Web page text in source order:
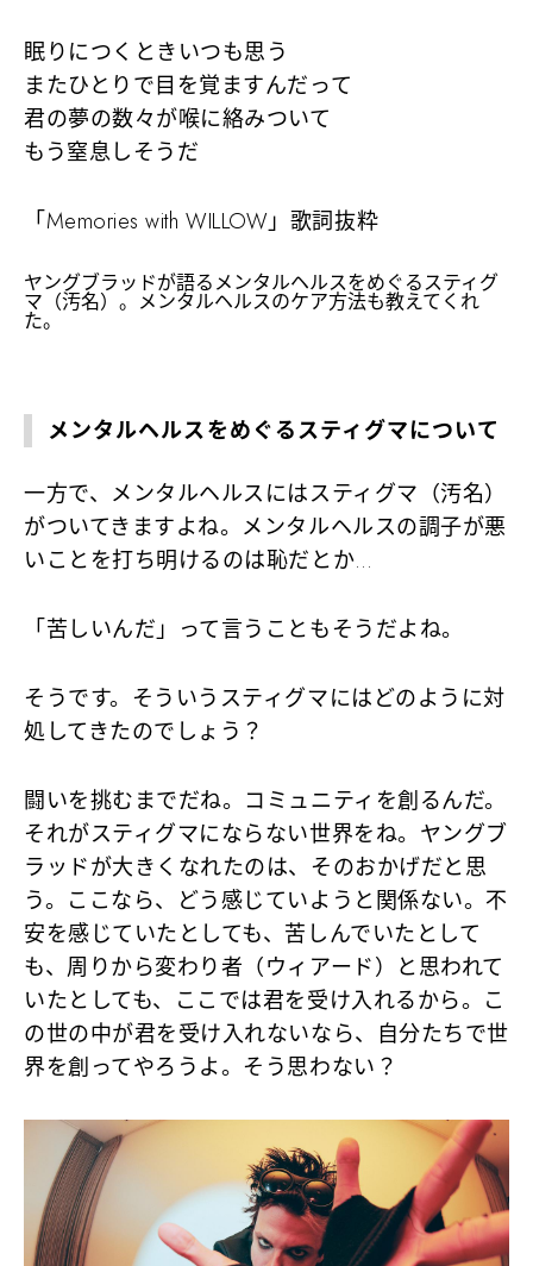
眠りにつくときいつも思う
またひとりで目を覚ますんだって
君の夢の数々が喉に絡みついて
もう窒息しそうだ
「Memories with WILLOW」歌詞抜粋
ヤングブラッドが語るメンタルヘルスをめぐるスティグ
マ（汚名）。メンタルヘルスのケア方法も教えてくれ
た。
メンタルヘルスをめぐるスティグマについて
一方で、メンタルヘルスにはスティグマ（汚名）
がついてきますよね。メンタルヘルスの調子が悪
いことを打ち明けるのは恥だとか…
「苦しいんだ」って言うこともそうだよね。
そうです。そういうスティグマにはどのように対
処してきたのでしょう？
闘いを挑むまでだね。コミュニティを創るんだ。
それがスティグマにならない世界をね。ヤングブ
ラッドが大きくなれたのは、そのおかげだと思
う。ここなら、どう感じていようと関係ない。不
安を感じていたとしても、苦しんでいたとして
も、周りから変わり者（ウィアード）と思われて
いたとしても、ここでは君を受け入れるから。こ
の世の中が君を受け入れないなら、自分たちで世
界を創ってやろうよ。そう思わない？